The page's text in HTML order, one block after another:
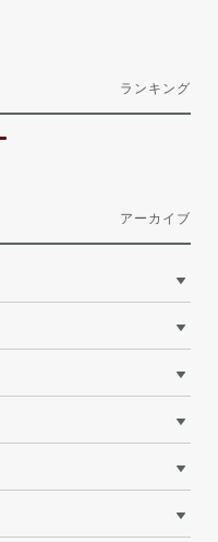
ランキング
アーカイブ